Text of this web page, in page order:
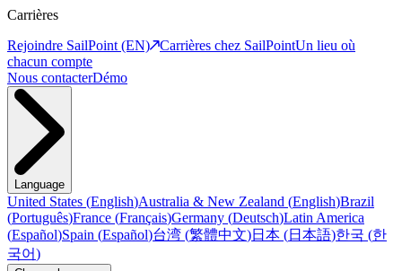
Carrières
Rejoindre SailPoint (EN)
Carrières chez SailPointUn lieu où
chacun compte
Nous contacterDémo
Language
United States (English)Australia & New Zealand (English)Brazil
(Português)France (Français)Germany (Deutsch)Latin America
(Español)Spain (Español)台湾 (繁體中文)日本 (日本語)한국 (한
국어)